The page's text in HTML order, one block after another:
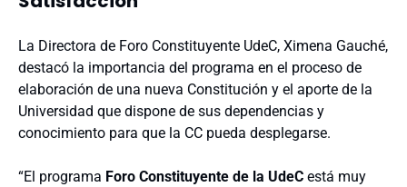
La Directora de Foro Constituyente UdeC, Ximena Gauché,
destacó la importancia del programa en el proceso de
elaboración de una nueva Constitución y el aporte de la
Universidad que dispone de sus dependencias y
conocimiento para que la CC pueda desplegarse.
“El programa Foro Constituyente de la UdeC está muy